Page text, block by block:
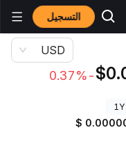
التسجيل
-0.37%
USD
1Y
$